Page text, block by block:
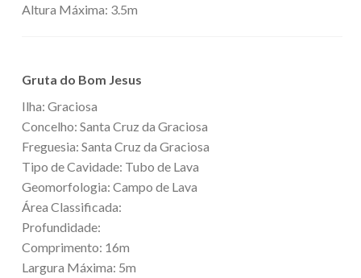
Altura Máxima: 3.5m
Gruta do Bom Jesus
Ilha: Graciosa
Concelho: Santa Cruz da Graciosa
Freguesia: Santa Cruz da Graciosa
Tipo de Cavidade: Tubo de Lava
Geomorfologia: Campo de Lava
Área Classificada:
Profundidade:
Comprimento: 16m
Largura Máxima: 5m